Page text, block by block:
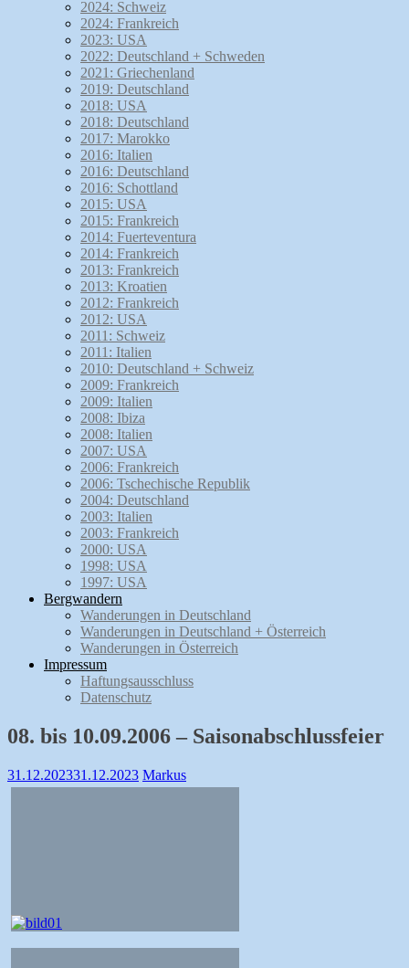
2024: Schweiz
2024: Frankreich
2023: USA
2022: Deutschland + Schweden
2021: Griechenland
2019: Deutschland
2018: USA
2018: Deutschland
2017: Marokko
2016: Italien
2016: Deutschland
2016: Schottland
2015: USA
2015: Frankreich
2014: Fuerteventura
2014: Frankreich
2013: Frankreich
2013: Kroatien
2012: Frankreich
2012: USA
2011: Schweiz
2011: Italien
2010: Deutschland + Schweiz
2009: Frankreich
2009: Italien
2008: Ibiza
2008: Italien
2007: USA
2006: Frankreich
2006: Tschechische Republik
2004: Deutschland
2003: Italien
2003: Frankreich
2000: USA
1998: USA
1997: USA
Bergwandern
Wanderungen in Deutschland
Wanderungen in Deutschland + Österreich
Wanderungen in Österreich
Impressum
Haftungsausschluss
Datenschutz
08. bis 10.09.2006 – Saisonabschlussfeier
31.12.202331.12.2023 Markus